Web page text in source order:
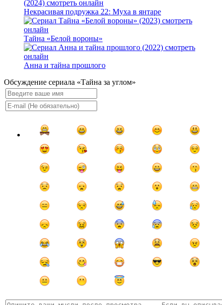
Некрасивая подружка 22: Муха в янтаре
Тайна «Белой вороны»
Анна и тайна прошлого
Обсуждение сериала «Тайна за углом»